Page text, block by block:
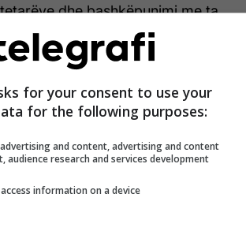
dhe bashkëpunimi me ta
të synuara", tha Sveçla.
for your consent to use your
for the following purposes:
and content, advertising and content
audience research and services development
information on a device